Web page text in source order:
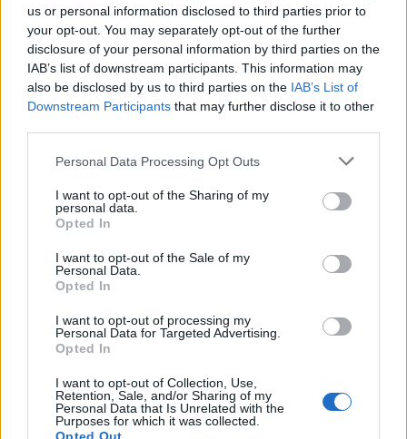
us or personal information disclosed to third parties prior to
your opt-out. You may separately opt-out of the further
disclosure of your personal information by third parties on the
IAB’s list of downstream participants. This information may
also be disclosed by us to third parties on the IAB’s List of
Downstream Participants that may further disclose it to other
Personal Data Processing Opt Outs
I want to opt-out of the Sharing of my
personal data.
Opted In
I want to opt-out of the Sale of my
Personal Data.
Opted In
I want to opt-out of processing my
Personal Data for Targeted Advertising.
Opted In
I want to opt-out of Collection, Use,
Retention, Sale, and/or Sharing of my
Personal Data that Is Unrelated with the
Purposes for which it was collected.
2026. augusztus 8.
Ezért a kutyáért ma már egy használt autó
legnépszerűbb fajtákat 2026-ban
2026. augusztus 7.
Újabb rezsicsökkentés élesedik 2026 őszén:
tényleg tízezreket spórolhat ezzel sok magyar
háztulaj, aki most kivár?
2026. augusztus 8.
Mennyibe kerül a jogosítvány 2026-ban?
Vezetői engedély megszerzésének menete, ára
2026. augusztus 8.
Ennyit keres egy motoros ételfutár egyetlen